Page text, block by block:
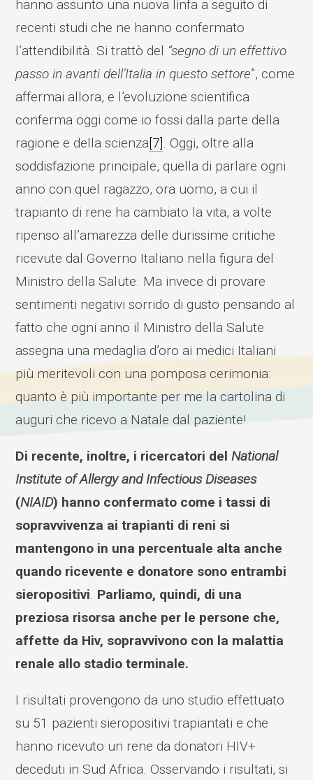
hanno assunto una nuova linfa a seguito di
recenti studi che ne hanno confermato
l’attendibilità. Si trattò del “segno di un effettivo
passo in avanti dell’Italia in questo settore”, come
affermai allora, e l’evoluzione scientifica
conferma oggi come io fossi dalla parte della
ragione e della scienza[7]. Oggi, oltre alla
soddisfazione principale, quella di parlare ogni
anno con quel ragazzo, ora uomo, a cui il
trapianto di rene ha cambiato la vita, a volte
ripenso all’amarezza delle durissime critiche
ricevute dal Governo Italiano nella figura del
Ministro della Salute. Ma invece di provare
sentimenti negativi sorrido di gusto pensando al
fatto che ogni anno il Ministro della Salute
assegna una medaglia d’oro ai medici Italiani
più meritevoli con una pomposa cerimonia:
quanto è più importante per me la cartolina di
auguri che ricevo a Natale dal paziente!
Di recente, inoltre, i ricercatori delNational
Institute of Allergy and Infectious Diseases
(NIAID) hanno confermato come i tassi di
sopravvivenza ai trapianti di reni si
mantengono in una percentuale alta anche
quando ricevente e donatore sono entrambi
sieropositivi. Parliamo, quindi, di una
preziosa risorsa anche per le persone che,
affette da Hiv, sopravvivono con la malattia
renale allo stadio terminale.
I risultati provengono da uno studio effettuato
su 51 pazienti sieropositivi trapiantati e che
hanno ricevuto un rene da donatori HIV+
deceduti in Sud Africa. Osservando i risultati, si